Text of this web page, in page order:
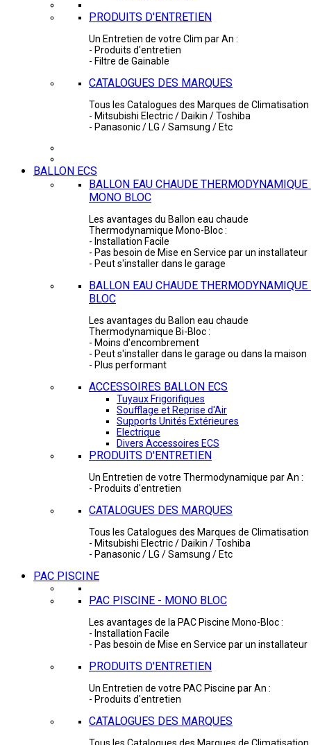
PRODUITS D'ENTRETIEN
Un Entretien de votre Clim par An :
- Produits d'entretien
- Filtre de Gainable
CATALOGUES DES MARQUES
Tous les Catalogues des Marques de Climatisation
- Mitsubishi Electric / Daikin / Toshiba
- Panasonic / LG / Samsung / Etc
BALLON ECS
BALLON EAU CHAUDE THERMODYNAMIQUE
MONO BLOC
Les avantages du Ballon eau chaude
Thermodynamique Mono-Bloc :
- Installation Facile
- Pas besoin de Mise en Service par un installateur
- Peut s'installer dans le garage
BALLON EAU CHAUDE
BLOC
Les avantages du Ballon eau chaude
Thermodynamique Bi-Bloc :
- Moins d'encombrement
- Peut s'installer dans le garage ou dans la maison
- Plus performant
ACCESSOIRES BALLON ECS
Tuyaux Frigorifiques
Soufflage et Reprise d'Air
Supports Unités Extérieures
Electrique
Divers Accessoires ECS
PRODUITS D'ENTRETIEN
Un Entretien de votre Thermodynamique par An :
- Produits d'entretien
CATALOGUES DES MARQUES
Tous les Catalogues des Marques de Climatisation
- Mitsubishi Electric / Daikin / Toshiba
- Panasonic / LG / Samsung / Etc
PAC PISCINE
PAC PISCINE - MONO BLOC
Les avantages de la PAC Piscine Mono-Bloc :
- Installation Facile
- Pas besoin de Mise en Service par un installateur
PRODUITS D'ENTRETIEN
Un Entretien de votre PAC Piscine par An :
- Produits d'entretien
CATALOGUES DES MARQUES